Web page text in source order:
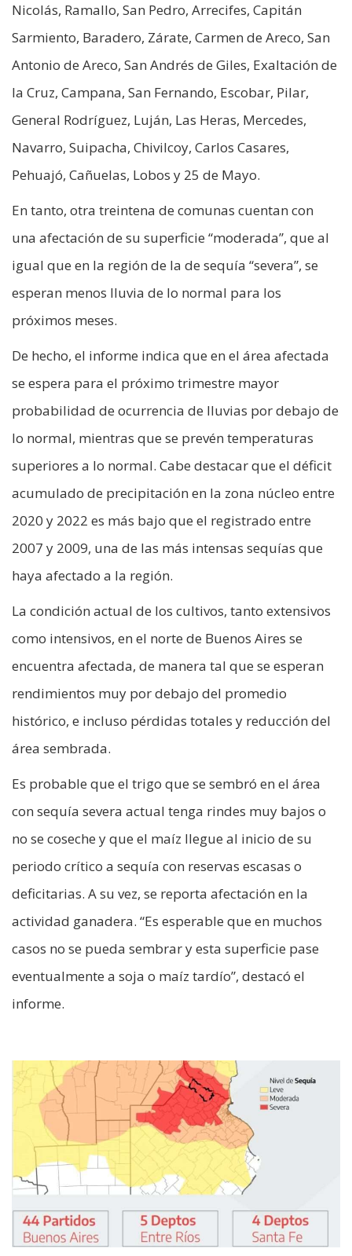
Nicolás, Ramallo, San Pedro, Arrecifes, Capitán
Sarmiento, Baradero, Zárate, Carmen de Areco, San
Antonio de Areco, San Andrés de Giles, Exaltación de
la Cruz, Campana, San Fernando, Escobar, Pilar,
General Rodríguez, Luján, Las Heras, Mercedes,
Navarro, Suipacha, Chivilcoy, Carlos Casares,
Pehuajó, Cañuelas, Lobos y 25 de Mayo.
En tanto, otra treintena de comunas cuentan con
una afectación de su superficie “moderada”, que al
igual que en la región de la de sequía “severa”, se
esperan menos lluvia de lo normal para los
próximos meses.
De hecho, el informe indica que en el área afectada
se espera para el próximo trimestre mayor
probabilidad de ocurrencia de lluvias por debajo de
lo normal, mientras que se prevén temperaturas
superiores a lo normal. Cabe destacar que el déficit
acumulado de precipitación en la zona núcleo entre
2020 y 2022 es más bajo que el registrado entre
2007 y 2009, una de las más intensas sequías que
haya afectado a la región.
La condición actual de los cultivos, tanto extensivos
como intensivos, en el norte de Buenos Aires se
encuentra afectada, de manera tal que se esperan
rendimientos muy por debajo del promedio
histórico, e incluso pérdidas totales y reducción del
área sembrada.
Es probable que el trigo que se sembró en el área
con sequía severa actual tenga rindes muy bajos o
no se coseche y que el maíz llegue al inicio de su
periodo crítico a sequía con reservas escasas o
deficitarias. A su vez, se reporta afectación en la
actividad ganadera. “Es esperable que en muchos
casos no se pueda sembrar y esta superficie pase
eventualmente a soja o maíz tardío”, destacó el
informe.